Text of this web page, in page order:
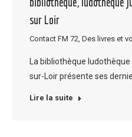
sur Loir
Contact FM 72 Des livres et
La bibliothèque
sur-Loir présente ses
Lire la suite